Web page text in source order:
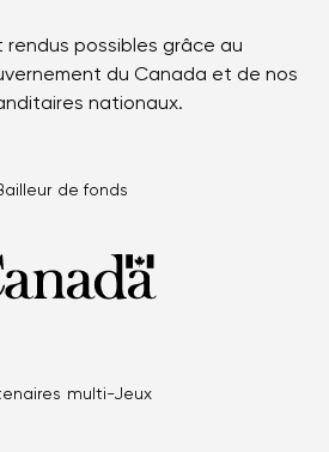
rendus possibles grâce au
du Canada et de nos
nationaux.
de fonds
multi-Jeux